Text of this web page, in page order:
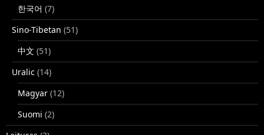
한국어 (7)
Sino-Tibetan (51)
中文 (51)
Uralic (14)
Magyar (12)
Suomi (2)